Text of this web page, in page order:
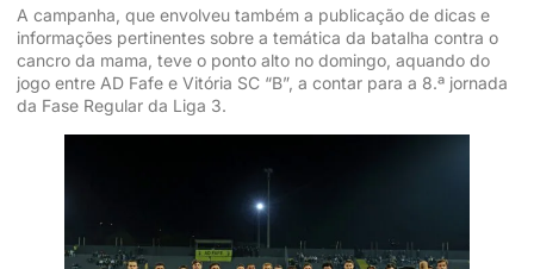
A campanha, que envolveu também a publicação de dicas e
informações pertinentes sobre a temática da batalha contra o
cancro da mama, teve o ponto alto no domingo, aquando do
jogo entre AD Fafe e Vitória SC “B”, a contar para a 8.ª jornada
da Fase Regular da Liga 3.